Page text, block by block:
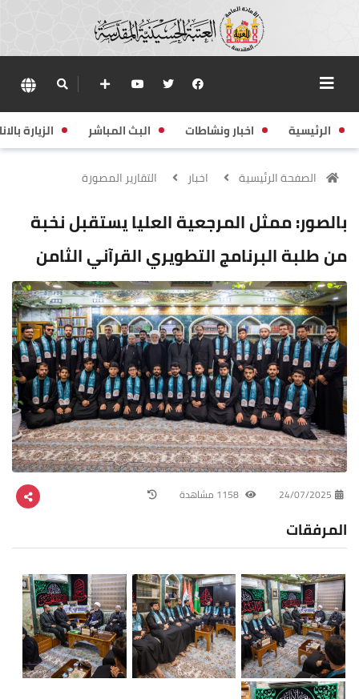
الرئيسية اخبار ونشاطات البث المباشر الزيارة
الصفحة الرئيسية اخبار التقارير المصورة
بالصور: ممثل المرجعية العليا يستقبل نخبة
من طلبة البرنامج التطويري القرآني الثامن
24/07/2025
المرفقات